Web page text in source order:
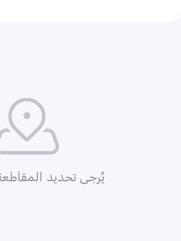
يُرجى تحديد